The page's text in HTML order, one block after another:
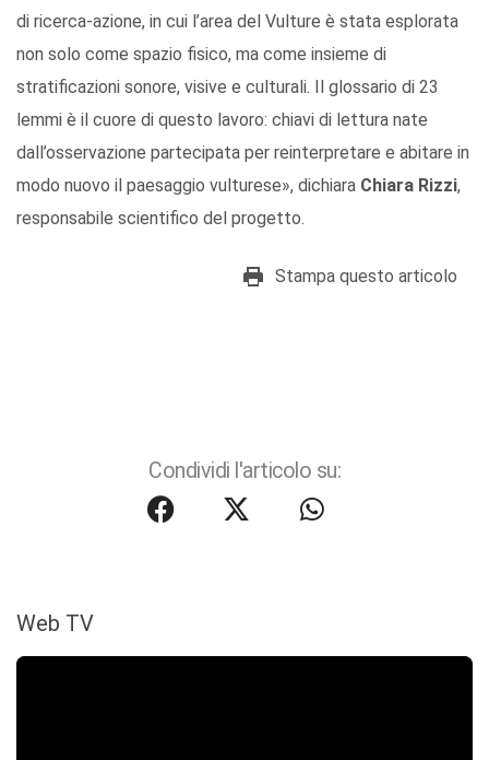
di ricerca-azione, in cui l’area del Vulture è stata esplorata
non solo come spazio fisico, ma come insieme di
stratificazioni sonore, visive e culturali. Il glossario di 23
lemmi è il cuore di questo lavoro: chiavi di lettura nate
dall’osservazione partecipata per reinterpretare e abitare in
modo nuovo il paesaggio vulturese», dichiara Chiara Rizzi,
responsabile scientifico del progetto.
Stampa questo articolo
Condividi l'articolo su:
Web TV